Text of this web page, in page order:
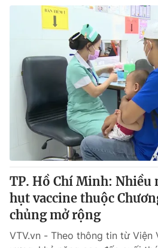
TP. Hồ Chí Minh: Nhiều
hụt vaccine thuộc
chủng mở rộng
VTV.vn - Theo thông tin từ Viện